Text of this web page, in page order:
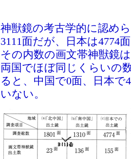
神獣鏡の考古学的に認め
3111面だが、日本は4774
その内数の画文帯神獣鏡
両国でほぼ同じくらいの
ると、中国で0面、日本
いない。